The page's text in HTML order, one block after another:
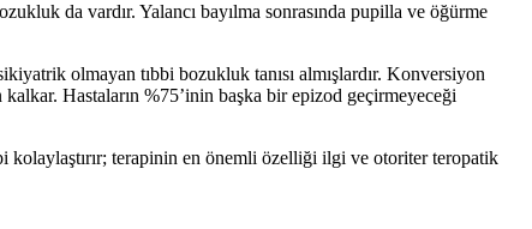
da vardır. Yalancı bayılma sonrasında pupilla ve öğürme
olmayan tıbbi bozukluk tanısı almışlardır. Konversiyon
Hastaların %75’inin başka bir epizod geçirmeyeceği
terapinin en önemli özelliği ilgi ve otoriter teropatik